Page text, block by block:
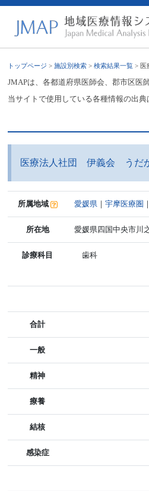
トップページ >施設別検索 >検索結果一覧 >
JMAPは、各都道府県医師会、郡市区医
当サイトで使用している各種情報の出典
医療法人社団 伊義会 うだ
所属地域 愛媛県 ｜宇摩医療圏 ｜
所在地 愛媛県四国中央市川
診療科目 歯科
合計
一般
精神
療養
結核
感染症